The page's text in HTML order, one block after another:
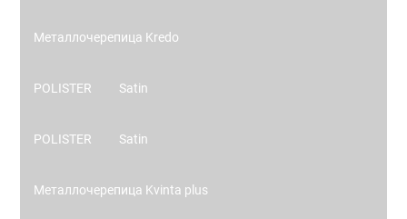
Металлочерепица Kredo
POLISTER
POLISTER
Satin
Satin
Металлочерепица Kvinta plus